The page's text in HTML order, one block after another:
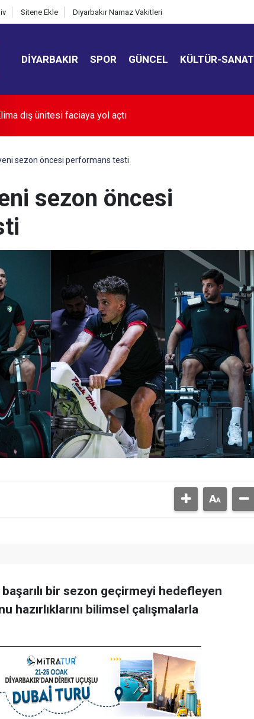
Sitene Ekle Diyarbakır Namaz Vakitleri
DIYARBAKIR SPOR GÜNCEL KÜLTÜR-SANAT
açıkladı: Adanalı astronot uzaya gidecek
sezon öncesi performans testi
sezon öncesi
başarılı bir sezon geçirmeyi hedefleyen
hazırlıklarını bilimsel çalışmalarla